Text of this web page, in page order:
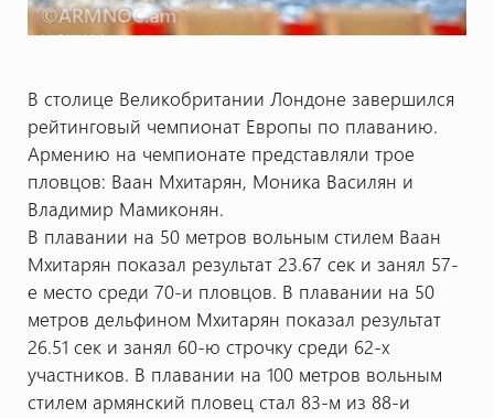
В столице Великобритании Лондоне завершился
рейтинговый чемпионат Европы по плаванию.
Армению на чемпионате представляли трое
пловцов: Ваан Мхитарян, Моника Василян и
Владимир Мамиконян.
В плавании на 50 метров вольным стилем Ваан
Мхитарян показал результат 23.67 сек и занял 57-
е место среди 70-и пловцов. В плавании на 50
метров дельфином Мхитарян показал результат
26.51 сек и занял 60-ю строчку среди 62-х
участников. В плавании на 100 метров вольным
стилем армянский пловец стал 83-м из 88-и